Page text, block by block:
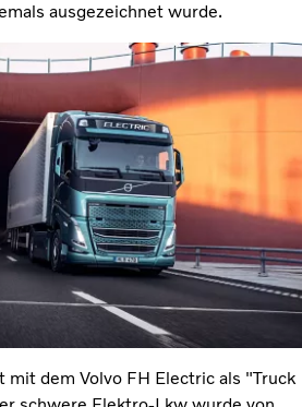
ausgezeichnet wurde.
mit dem Volvo FH Electric als "Truck